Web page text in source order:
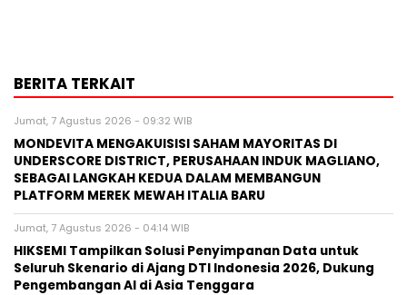
BERITA TERKAIT
Jumat, 7 Agustus 2026 - 09:32 WIB
MONDEVITA MENGAKUISISI SAHAM MAYORITAS DI
UNDERSCORE DISTRICT, PERUSAHAAN INDUK MAGLIANO,
SEBAGAI LANGKAH KEDUA DALAM MEMBANGUN
PLATFORM MEREK MEWAH ITALIA BARU
Jumat, 7 Agustus 2026 - 04:14 WIB
HIKSEMI Tampilkan Solusi Penyimpanan Data untuk
Seluruh Skenario di Ajang DTI Indonesia 2026, Dukung
Pengembangan AI di Asia Tenggara